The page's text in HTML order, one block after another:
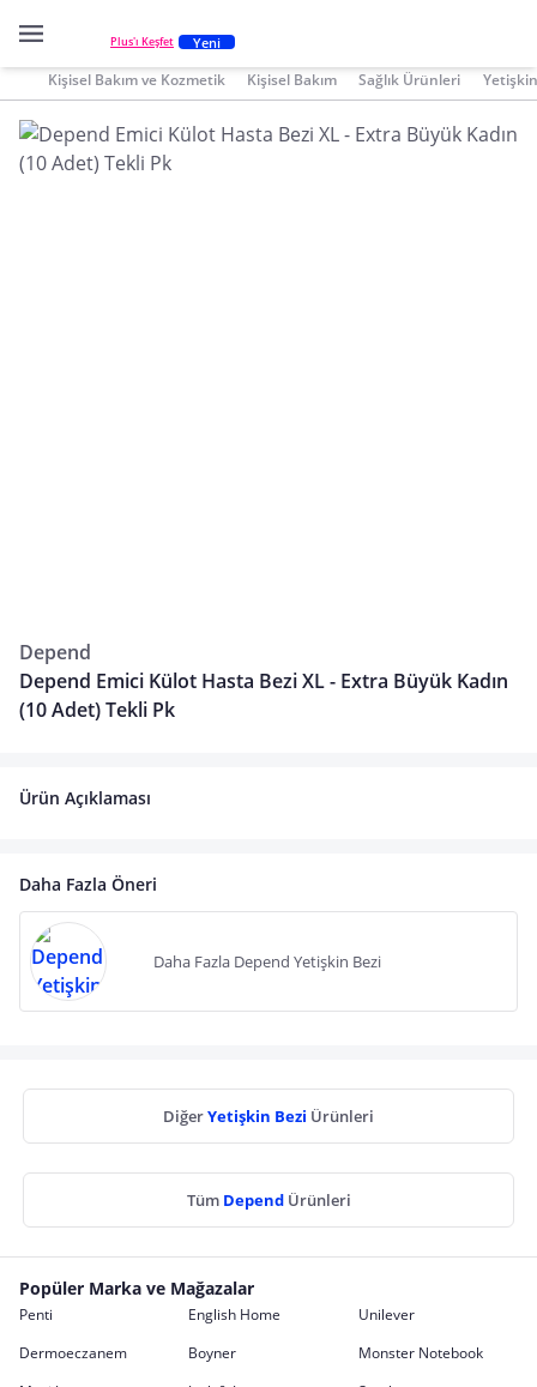
Plus'ı Keşfet Yeni
Kişisel Bakım ve Kozmetik Kişisel Bakım Sağlık Ürünleri
Depend
Depend Emici Külot Hasta Bezi XL - Extra Büyük Kadın
(10 Adet) Tekli Pk
Ürün Açıklaması
Daha Fazla Öneri
Daha Fazla Depend Yetişkin Bezi
DiğerYetişkin Bezi Ürünleri
Tüm Depend Ürünleri
Popüler Marka ve Mağazalar
Penti English Home
Unilever
Dermoeczanem
Boyner
Monster Notebook